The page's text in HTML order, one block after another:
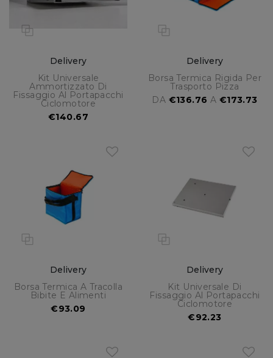
Delivery
Kit Universale
Ammortizzato Di
Fissaggio Al Portapacchi
Ciclomotore
€140.67
Delivery
Borsa Termica Rigida Per
Trasporto Pizza
DA €136.76 A €173.73
Delivery
Borsa Termica A Tracolla
Bibite E Alimenti
€93.09
Delivery
Kit Universale Di
Fissaggio Al Portapacchi
Ciclomotore
€92.23